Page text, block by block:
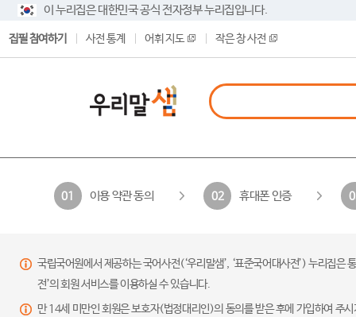
이 누리집은 대한민국 공식 전자정부 누리집입니다.
집필 참여하기 사전 통계 어휘 지도 작은 창 사전
01 이용 약관 동의 02 휴대폰 인증
국립국어원에서 제공하는 국어사전(‘우리말샘’, ‘표준국어대사전’) 누리집
전’의 회원 서비스를 이용하실 수 있습니다.
만 14세 미만인 회원은 보호자(법정대리인)의 동의를 받은 후에 가입하여 주